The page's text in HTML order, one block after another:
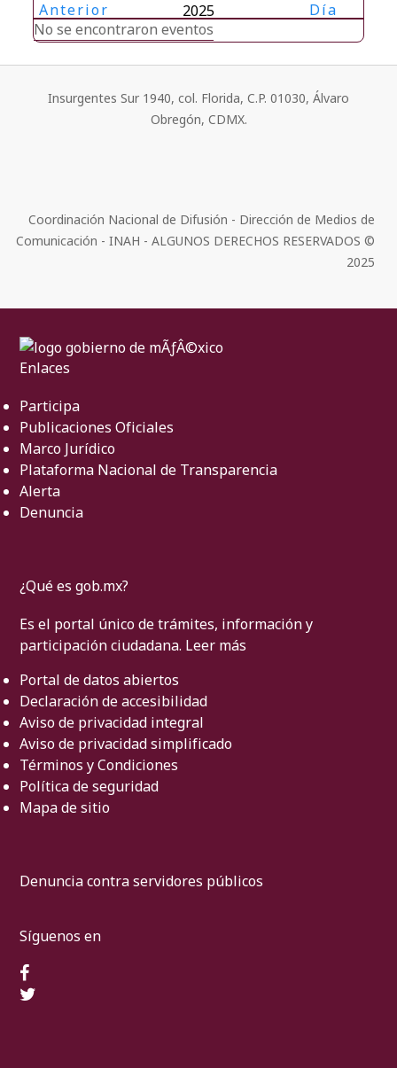
Anterior
2025
Día
No se encontraron eventos
Insurgentes Sur 1940, col. Florida, C.P. 01030, Álvaro
Obregón, CDMX.
Coordinación Nacional de Difusión - Dirección de Medios de
Comunicación - INAH - ALGUNOS DERECHOS RESERVADOS ©
2025
Enlaces
Participa
Publicaciones Oficiales
Marco Jurídico
Plataforma Nacional de Transparencia
Alerta
Denuncia
¿Qué es gob.mx?
Es el portal único de trámites, información y
participación ciudadana. Leer más
Portal de datos abiertos
Declaración de accesibilidad
Aviso de privacidad integral
Aviso de privacidad simplificado
Términos y Condiciones
Política de seguridad
Mapa de sitio
Denuncia contra servidores públicos
Síguenos en